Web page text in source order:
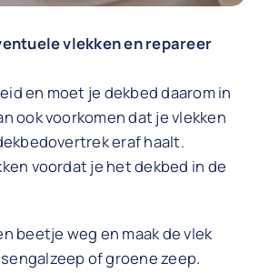
vlekken en repareer
en moet je dekbed daarom in
ook voorkomen dat je vlekken
eraf haalt.
voordat je het dekbed in de
beetje weg en maak de vlek
of groene zeep.